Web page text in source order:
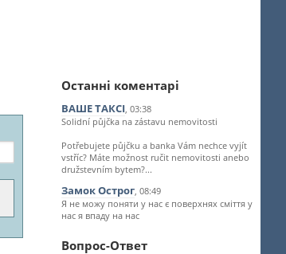
Останні коментарі
ВАШЕ ТАКСІ, 03:38
Solidní půjčka na zástavu nemovitosti
Potřebujete půjčku a banka Vám nechce vyjít
vstříc? Máte možnost ručit nemovitosti anebo
družstevním bytem?...
Замок Острог, 08:49
Я не можу поняти у нас є поверхнях сміття у
нас я впаду на нас
Вопрос-Ответ